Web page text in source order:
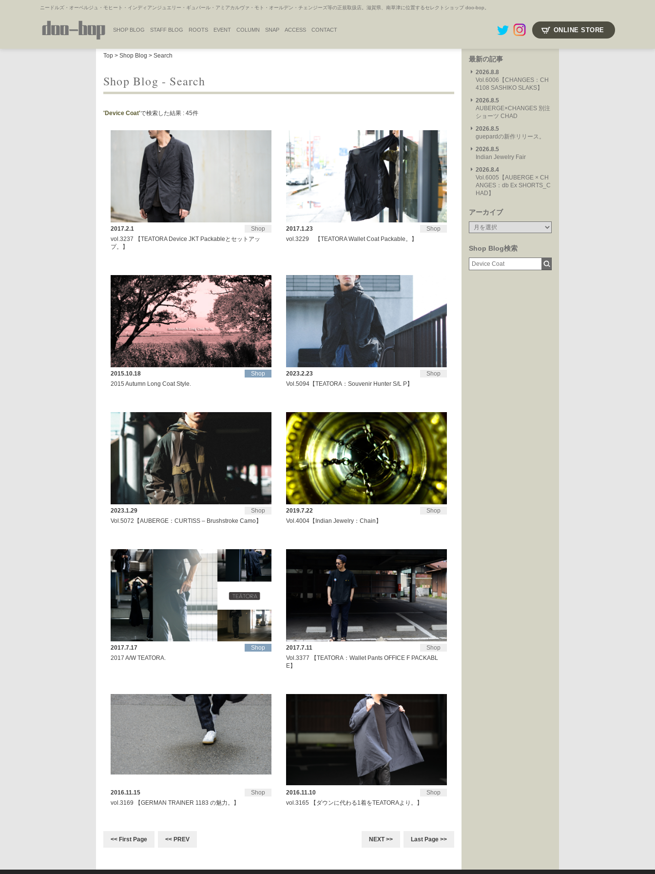
ニードルズ・オーベルジュ・モヒート・インディアンジュエリー・ギュパール・アミアカルヴァ・モト・オールデン・チェンジーズ等の正規取扱店。滋賀県、南草津に位置するセレクトショップ doo-bop。
SHOP BLOG STAFF BLOG ROOTS EVENT COLUMN SNAP ACCESS CONTACT ONLINE STORE
Top > Shop Blog > Search
Shop Blog - Search
'Device Coat'で検索した結果 : 45件
Shop
2017.2.1
vol.3237 【TEATORA Device JKT Packableとセットアッ
プ。】
Shop
2017.1.23
vol.3229 【TEATORA Wallet Coat Packable。】
Shop
2015.10.18
2015 Autumn Long Coat Style.
Shop
2023.2.23
Vol.5094【TEATORA：Souvenir Hunter S/L P】
Shop
2023.1.29
Vol.5072【AUBERGE：CURTISS – Brushstroke Camo】
Shop
2019.7.22
Vol.4004【Indian Jewelry：Chain】
Shop
2017.7.17
2017 A/W TEATORA.
Shop
2017.7.11
Vol.3377 【TEATORA：Wallet Pants OFFICE F PACKABL
E】
Shop
2016.11.15
vol.3169 【GERMAN TRAINER 1183 の魅力。】
Shop
2016.11.10
vol.3165 【ダウンに代わる1着をTEATORAより。】
<< First Page << PREV Last Page >>
NEXT >>
最新の記事
2026.8.8
Vol.6006【CHANGES：CH
4108 SASHIKO SLAKS】
2026.8.5
AUBERGE×CHANGES 別注
ショーツ CHAD
2026.8.5
guepardの新作リリース。
2026.8.5
Indian Jewelry Fair
2026.8.4
Vol.6005【AUBERGE × CH
ANGES：db Ex SHORTS_C
HAD】
アーカイブ
Shop Blog検索